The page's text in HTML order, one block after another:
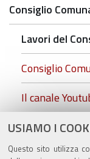
USIAMO I
Questo sito utilizza
Consiglio
Lavori del
Consiglio
Il canale
cc.foto
Commissioni